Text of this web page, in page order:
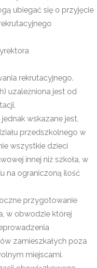
ubiegać się o przyjęcie
rekrutacyjnego.
uzależniona jest od
wskazane jest,
przedszkolnego w
wszystkie dzieci
innej niż szkoła, w
na ograniczoną ilość
przygotowanie
w obwodzie której
zamieszkałych poza
miejscami.